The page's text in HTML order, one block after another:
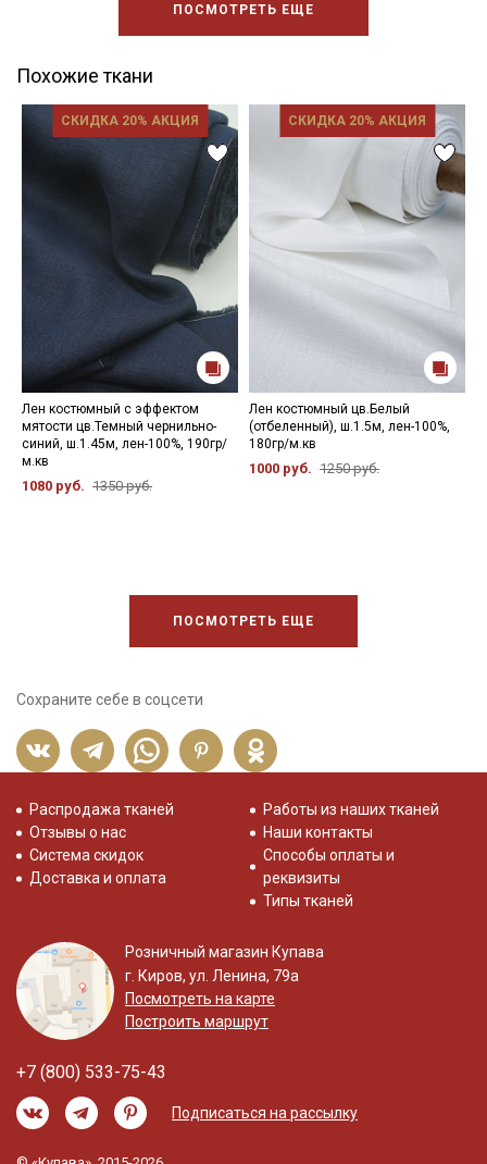
ПОСМОТРЕТЬ ЕЩЕ
Похожие ткани
СКИДКА 20% АКЦИЯ
Лен костюмный с эффектом
мятости цв.Темный чернильно-
синий, ш.1.45м, лен-100%, 190гр/
м.кв
1080 руб. 1350 руб.
СКИДКА 20% АКЦИЯ
Лен костюмный цв.Белый
(отбеленный), ш.1.5м, лен-100%,
180гр/м.кв
1000 руб. 1250 руб.
ПОСМОТРЕТЬ ЕЩЕ
Сохраните себе в соцсети
Распродажа тканей
Отзывы о нас
Система скидок
Доставка и оплата
Работы из наших тканей
Наши контакты
Способы оплаты и
реквизиты
Типы тканей
Розничный магазин Купава
г. Киров, ул. Ленина, 79а
Посмотреть на карте
Построить маршрут
+7 (800) 533-75-43
Подписаться на рассылку